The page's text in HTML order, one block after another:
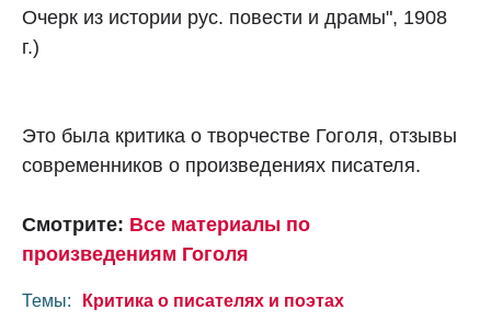
Очерк из истории рус. повести и драмы", 1908
г.)
Это была критика о творчестве Гоголя, отзывы
современников о произведениях писателя.
Смотрите: Все материалы по
произведениям Гоголя
Темы: Критика о писателях и поэтах